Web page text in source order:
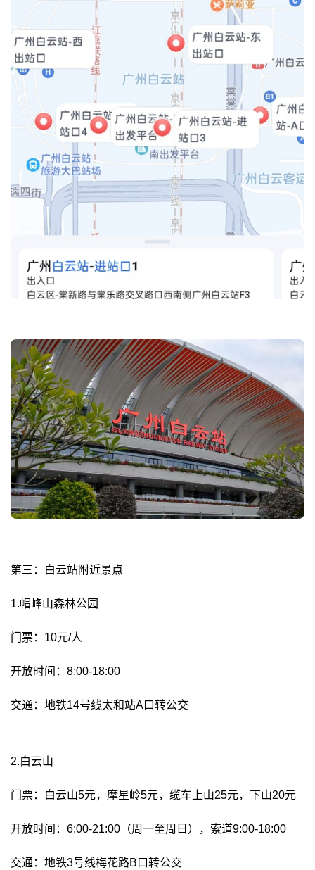
第三：白云站附近景点
1.帽峰山森林公园
门票：10元/人
开放时间：8:00-18:00
交通：地铁14号线太和站A口转公交
2.白云山
门票：白云山5元，摩星岭5元，缆车上山25元，下山20元
开放时间：6:00-21:00（周一至周日），索道9:00-18:00
交通：地铁3号线梅花路B口转公交